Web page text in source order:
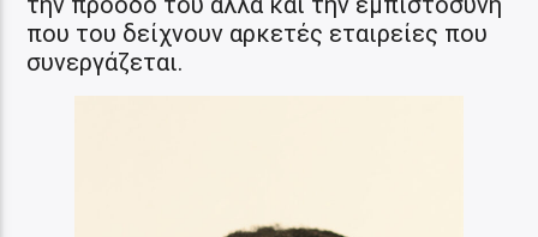
που του δείχνουν αρκετές εταιρείες που
συνεργάζεται.